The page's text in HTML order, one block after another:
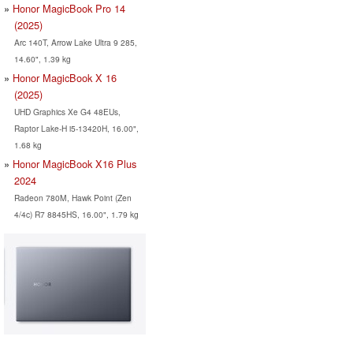
Honor MagicBook Pro 14
(2025)
Arc 140T, Arrow Lake Ultra 9 285,
14.60", 1.39 kg
Honor MagicBook X 16
(2025)
UHD Graphics Xe G4 48EUs,
Raptor Lake-H i5-13420H, 16.00",
1.68 kg
Honor MagicBook X16 Plus
2024
Radeon 780M, Hawk Point (Zen
4/4c) R7 8845HS, 16.00", 1.79 kg